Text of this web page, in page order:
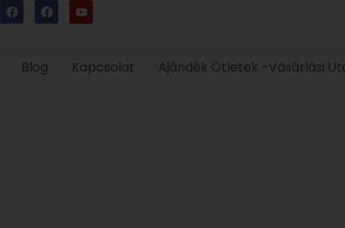
F
a
c
F
a
c
o
o
Y
o
u
b
e
Blog Kapcsolat Ajándék Ötletek -Vásárlási